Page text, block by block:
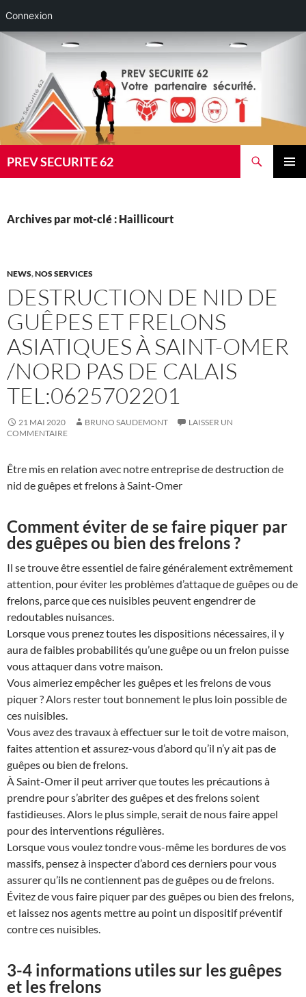
Connexion
Aller
PREV SECURITE 62
Archives par mot-clé : Haillicourt
NEWS,NOS SERVICES
DESTRUCTION DE NID DE
GUÊPES ET FRELONS
ASIATIQUES À SAINT-OMER
/NORD PAS DE CALAIS
TEL:0625702201
21 MAI 2020 BRUNO SAUDEMONT
LAISSER UN
COMMENTAIRE
Être mis en relation avec notre entreprise de destruction de
nid de guêpes et frelons à Saint-Omer
Comment éviter de se faire piquer par
des guêpes ou bien des frelons ?
Il se trouve être essentiel de faire généralement extrêmement
attention, pour éviter les problèmes d’attaque de guêpes ou de
frelons, parce que ces nuisibles peuvent engendrer de
redoutables nuisances.
Lorsque vous prenez toutes les dispositions nécessaires, il y
aura de faibles probabilités qu’une guêpe ou un frelon puisse
vous attaquer dans votre maison.
Vous aimeriez empêcher les guêpes et les frelons de vous
piquer ? Alors rester tout bonnement le plus loin possible de
ces nuisibles.
Vous avez des travaux à effectuer sur le toit de votre maison,
faites attention et assurez-vous d’abord qu’il n’y ait pas de
guêpes ou bien de frelons.
À Saint-Omer il peut arriver que toutes les précautions à
prendre pour s’abriter des guêpes et des frelons soient
fastidieuses. Alors le plus simple, serait de nous faire appel
pour des interventions régulières.
Lorsque vous voulez tondre vous-même les bordures de vos
massifs, pensez à inspecter d’abord ces derniers pour vous
assurer qu’ils ne contiennent pas de guêpes ou de frelons.
Évitez de vous faire piquer par des guêpes ou bien des frelons,
et laissez nos agents mettre au point un dispositif préventif
contre ces nuisibles.
3-4 informations utiles sur les guêpes
et les frelons